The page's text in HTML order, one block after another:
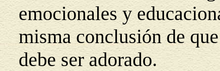
emocionales y
misma conclusión de
debe ser adorado.